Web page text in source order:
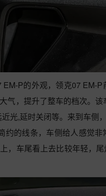
EM-P的外观，领克07 EM-
气，提升了整车的档次。
光,延时关闭等。来到车侧
约的线条，车侧给人感觉
，车尾看上去比较年轻，